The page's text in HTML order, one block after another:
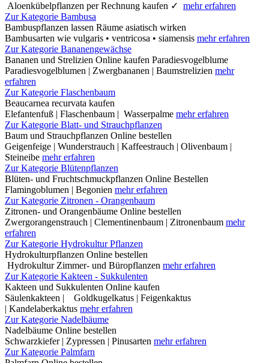
Aloenkübelpflanzen per Rechnung kaufen ✓ mehr erfahren
Zur Kategorie Bambusa
Bambuspflanzen lassen Räume asiatisch wirken
Bambusarten wie vulgaris • ventricosa • siamensis mehr erfahren
Zur Kategorie Bananengewächse
Bananen und Strelizien Online kaufen Paradiesvogelblume
Paradiesvogelblumen | Zwergbananen | Baumstrelizien mehr
erfahren
Zur Kategorie Flaschenbaum
Beaucarnea recurvata kaufen
Elefantenfuß | Flaschenbaum | Wasserpalme mehr erfahren
Zur Kategorie Blatt- und Strauchpflanzen
Baum und Strauchpflanzen Online bestellen
Geigenfeige | Wunderstrauch | Kaffeestrauch | Olivenbaum |
Steineibe mehr erfahren
Zur Kategorie Blütenpflanzen
Blüten- und Fruchtschmuckpflanzen Online Bestellen
Flamingoblumen | Begonien mehr erfahren
Zur Kategorie Zitronen - Orangenbaum
Zitronen- und Orangenbäume Online bestellen
Zwergorangenstrauch | Clementinenbaum | Zitronenbaum mehr
erfahren
Zur Kategorie Hydrokultur Pflanzen
Hydrokulturpflanzen Online bestellen
Hydrokultur Zimmer- und Büropflanzen mehr erfahren
Zur Kategorie Kakteen - Sukkulenten
Kakteen und Sukkulenten Online kaufen
Säulenkakteen | Goldkugelkatus | Feigenkaktus
| Kandelaberkaktus mehr erfahren
Zur Kategorie Nadelbäume
Nadelbäume Online bestellen
Schwarzkiefer | Zypressen | Pinusarten mehr erfahren
Zur Kategorie Palmfarn